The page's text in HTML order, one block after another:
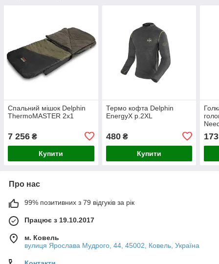
Спальний мішок Delphin
ThermoMASTER 2x1
7 256 ₴
Купити
Термо кофта Delphin
EnergyX р.2XL
480₴
Купити
173
Про нас
99% позитивних з 79 відгуків за рік
Працює з 19.10.2017
м. Ковель
вулиця Ярослава Мудрого, 44, 45002, Ковель, Україна